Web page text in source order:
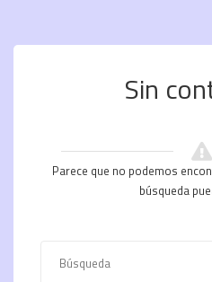
Sin
Parece que no podemos
búsqueda